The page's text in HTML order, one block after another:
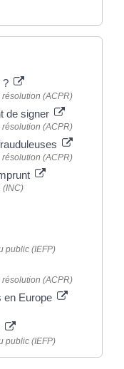
?
(ACPR)
de signer
(ACPR)
(ACPR)
(INC)
public (IEFP)
(ACPR)
en Europe
public (IEFP)